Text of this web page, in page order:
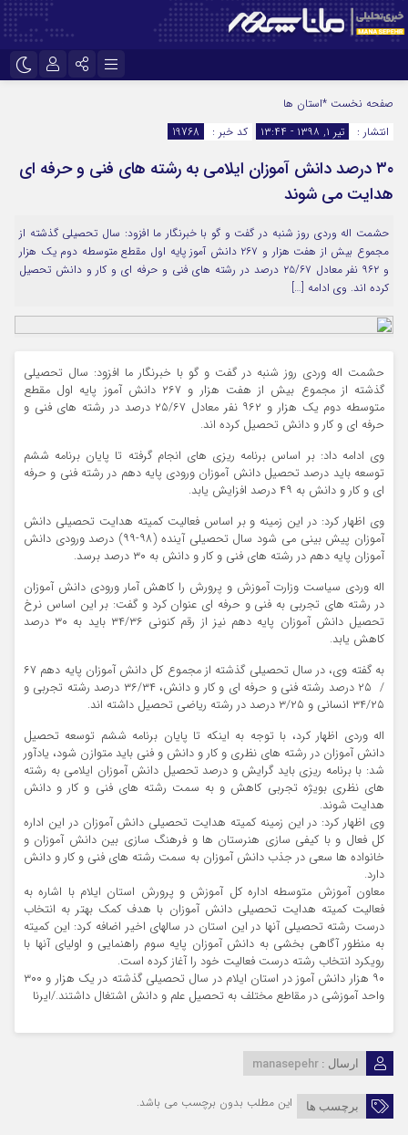
اینستاگرام
سروش
آپارات
نام کاربری یا نشانی ایمیل
رمز عبور
مرا به خاطر بسپار
صفحه نخست *استان ها
انتشار :
تیر ۱, ۱۳۹۸ - ۱۳:۴۴ کد خبر : 19768
۳۰ درصد دانش آموزان ایلامی به رشته های فنی و حرفه ای
هدایت می شوند
حشمت اله وردی روز شنبه در گفت و گو با خبرنگار ما افزود: سال تحصیلی گذشته از
مجموع بیش از هفت هزار و ۲۶۷ دانش آموز پایه اول مقطع متوسطه دوم یک هزار
و ۹۶۲ نفر معادل ۶۷/‏۲۵ درصد در رشته های فنی و حرفه‬ ای و کار و دانش تحصیل
کرده اند. وی ادامه […]
حشمت اله وردی روز شنبه در گفت و گو با خبرنگار ما افزود: سال تحصیلی
گذشته از مجموع بیش از هفت هزار و ۲۶۷ دانش آموز پایه اول مقطع
متوسطه دوم یک هزار و ۹۶۲ نفر معادل ۶۷/‏۲۵ درصد در رشته های فنی و
حرفه‬ ای و کار و دانش تحصیل کرده اند.
وی ادامه داد: بر اساس برنامه ریزی های انجام گرفته تا پایان برنامه ششم
توسعه باید درصد تحصیل دانش آموزان ورودی پایه دهم در رشته فنی و حرفه
ای و کار و دانش به ۴۹ درصد افزایش یابد.
وی اظهار کرد: در این زمینه و بر اساس فعالیت کمیته هدایت تحصیلی دانش
آموزان پیش بینی می شود سال تحصیلی آینده (۹۸-۹۹) درصد ورودی دانش
آموزان پایه دهم در رشته های فنی و کار و دانش به ۳۰ درصد برسد.
اله وردی سیاست وزارت آموزش و پرورش را کاهش آمار ورودی دانش آموزان
در رشته های تجربی به فنی و حرفه ای عنوان کرد و گفت: بر این اساس نرخ
تحصیل دانش آموزان پایه دهم نیز از رقم کنونی ۳۶/‏۳۴‬ باید به ۳۰ درصد
کاهش یابد.
به گفته وی، در سال تحصیلی گذشته از مجموع کل دانش آموزان پایه دهم ۶۷
/ ‏ ۲۵‬ درصد رشته فنی و حرفه ای و کار و دانش، ۳۴/‏۳۶‬ درصد رشته تجربی و
۲۵/‏۳۴‬ انسانی و ۲۵/‏۳‬ درصد در رشته ریاضی تحصیل داشته اند.
اله وردی اظهار کرد، با توجه به اینکه تا پایان برنامه ششم توسعه تحصیل
دانش آموزان در رشته های نظری و کار و دانش و فنی باید متوازن شود، یادآور
شد: با برنامه ریزی باید گرایش و درصد تحصیل دانش آموزان ایلامی به رشته
های نظری بویژه تجربی کاهش و به سمت رشته های فنی و کار و دانش
هدایت شوند.
وی اظهار کرد: در این زمینه کمیته هدایت تحصیلی دانش آموزان در این اداره
کل فعال و با کیفی سازی هنرستان ها و فرهنگ سازی بین دانش آموزان و
خانواده ها سعی در جذب دانش آموزان به سمت رشته های فنی و کار و دانش
دارد.
معاون آموزش متوسطه اداره کل آموزش و پرورش استان ایلام با اشاره به
فعالیت کمیته هدایت تحصیلی دانش آموزان با هدف کمک بهتر به انتخاب
درست رشته تحصیلی آنها در این استان در سالهای اخیر اضافه کرد: این کمیته
به منظور آگاهی بخشی به دانش آموزان پایه سوم راهنمایی و اولیای آنها با
رویکرد انتخاب رشته درست فعالیت خود را آغاز کرده است.
۹۰ هزار دانش آموز در استان ایلام در سال تحصیلی گذشته در یک هزار و ۳۰۰
واحد آموزشی در مقاطع مختلف به تحصیل علم و دانش اشتغال داشتند./ایرنا
ارسال : manasepehr
برچسب ها این مطلب بدون برچسب می باشد.